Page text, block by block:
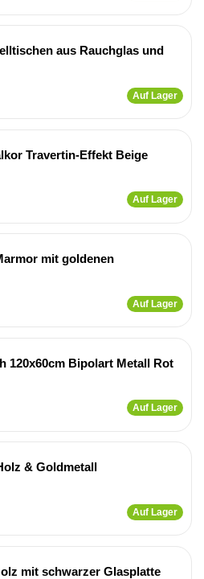
aus Rauchglas und
Auf Lager
Travertin-Effekt Beige
Auf Lager
mit goldenen
Auf Lager
120x60cm Bipolart Metall Rot
Auf Lager
& Goldmetall
Auf Lager
mit schwarzer Glasplatte